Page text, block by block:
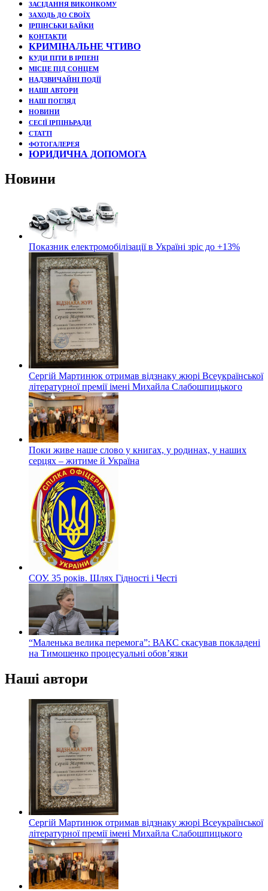
ЗАСІДАННЯ ВИКОНКОМУ
ЗАХОДЬ ДО СВОЇХ
ІРПІНСЬКИ БАЙКИ
КОНТАКТИ
КРИМІНАЛЬНЕ ЧТИВО
КУДИ ПІТИ В ІРПЕНІ
МІСЦЕ ПІД СОНЦЕМ
НАДЗВИЧАЙНІ ПОДЇЇ
НАШІ АВТОРИ
НАШ ПОГЛЯД
НОВИНИ
СЕСІЇ ІРПІНЬРАДИ
СТАТТІ
ФОТОГАЛЕРЕЯ
ЮРИДИЧНА ДОПОМОГА
Новини
Показник електромобілізації в Україні зріс до +13%
Сергій Мартинюк отримав відзнаку жюрі Всеукраїнської
літературної премії імені Михайла Слабошпицького
Поки живе наше слово у книгах, у родинах, у наших
серцях – житиме й Україна
СОУ. 35 років. Шлях Гідності і Честі
“Маленька велика перемога”: ВАКС скасував покладені
на Тимошенко процесуальні обов’язки
Наші автори
Сергій Мартинюк отримав відзнаку жюрі Всеукраїнської
літературної премії імені Михайла Слабошпицького